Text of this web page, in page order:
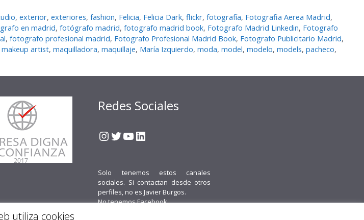
,exterior,exteriores,fashion, Felicia, Felicia Dark,flickr,fotografí­a, Fotografia Aerea Madrid,
en madrid, fotógrafo madrid, fotografo madrid book, Fotografo Madrid Linkedin, Fotografo
, fotografo profesional madrid, Fotografo Profesional Madrid Book, Fotografo Publicitario Madrid,
makeup artist, maquilladora, maquillaje, María Izquierdo, moda, model, modelo, models, pacheco,
Redes Sociales
Instagram
Twitter
YouTube
LinkedIn
Solo tenemos estos canales
sociales. Si contactan desde otros
perfiles, no es Javier Burgos.
No tenemos Facebook.
utiliza cookies